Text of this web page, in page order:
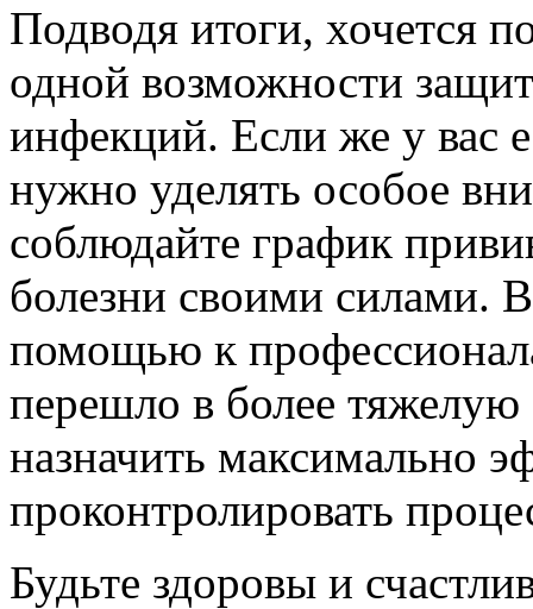
Подводя итоги, хочется
одной возможности
инфекций. Если же у вас
нужно уделять особое
соблюдайте график
болезни своими силами.
помощью к
перешло в более
назначить максимально
проконтролировать
Будьте здоровы и